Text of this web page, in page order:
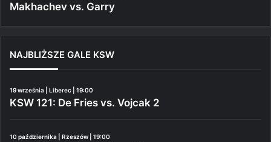
Makhachev vs. Garry
NAJBLIŻSZE GALE KSW
19 września | Liberec | 19:00
KSW 121: De Fries vs. Vojcak 2
10 października | Rzeszów | 19:00